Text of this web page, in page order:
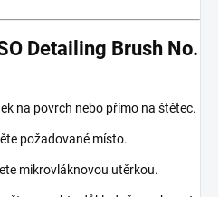
Detailing Brush No.
na povrch nebo přímo na štětec.
požadované místo.
mikrovláknovou utěrkou.